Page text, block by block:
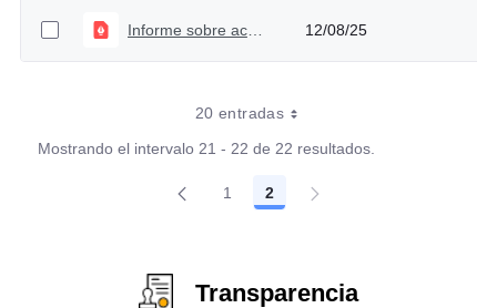
Informe sobre acceso a información, quejas y reclamos - Primer trimestre - 2021 12/08/25
20 entradas
Mostrando el intervalo 21 - 22 de 22 resultados.
Página
1 Página
2
Transparencia